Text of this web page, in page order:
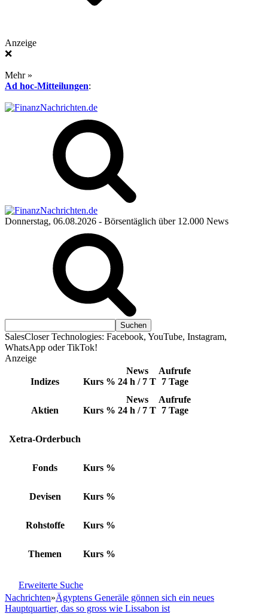
Anzeige
❌
Mehr »
Ad hoc-Mitteilungen:
Donnerstag, 06.08.2026 - Börsentäglich über 12.000 News
SalesCloser Technologies: Facebook, YouTube, Instagram,
WhatsApp oder TikTok!
Anzeige
Indizes Kurs %
News
24 h / 7 T
Aufrufe
7 Tage
Aktien Kurs %
News
24 h / 7 T
Aufrufe
7 Tage
Xetra-Orderbuch
Fonds Kurs %
Devisen Kurs %
Rohstoffe Kurs %
Themen Kurs %
Erweiterte Suche
Nachrichten»Ägyptens Generäle gönnen sich ein neues
Hauptquartier, das so gross wie Lissabon ist